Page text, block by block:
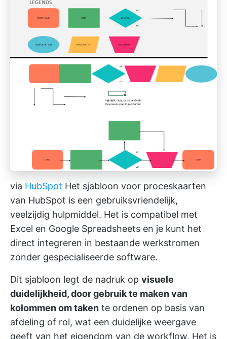
via HubSpot Het sjabloon voor proceskaarten
van HubSpot is een gebruiksvriendelijk,
veelzijdig hulpmiddel. Het is compatibel met
Excel en Google Spreadsheets en je kunt het
direct integreren in bestaande werkstromen
zonder gespecialiseerde software.
Dit sjabloon legt de nadruk op visuele
duidelijkheid, door gebruik te maken van
kolommen om taken te ordenen op basis van
afdeling of rol, wat een duidelijke weergave
geeft van het eigendom van de workflow. Het is